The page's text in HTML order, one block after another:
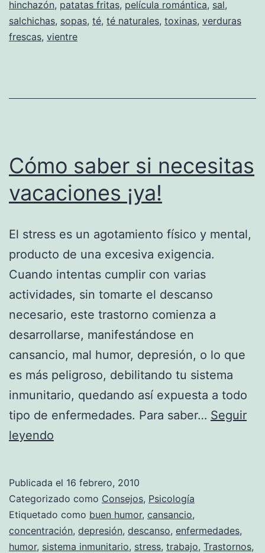
hinchazón, patatas fritas, película romántica, sal,
salchichas, sopas, té, té naturales, toxinas, verduras
frescas, vientre
Cómo saber si necesitas
vacaciones ¡ya!
El stress es un agotamiento físico y mental,
producto de una excesiva exigencia.
Cuando intentas cumplir con varias
actividades, sin tomarte el descanso
necesario, este trastorno comienza a
desarrollarse, manifestándose en
cansancio, mal humor, depresión, o lo que
es más peligroso, debilitando tu sistema
inmunitario, quedando así expuesta a todo
tipo de enfermedades. Para saber… Seguir
leyendo
necesitas
vacaciones
¡ya!
Publicada el 16 febrero, 2010
Categorizado como Consejos, Psicología
Etiquetado como buen humor, cansancio,
concentración, depresión, descanso, enfermedades,
humor, sistema inmunitario, stress, trabajo, Trastornos,